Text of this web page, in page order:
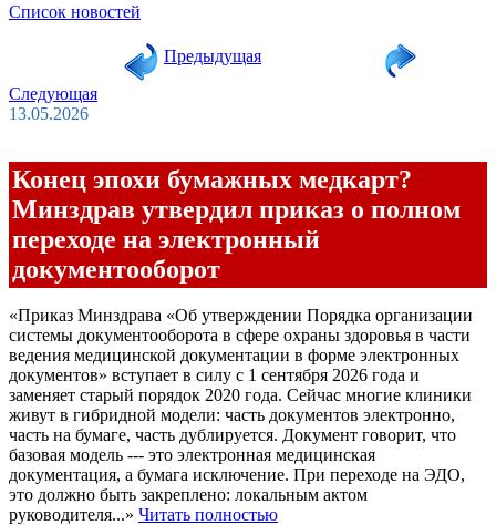
Список новостей
Предыдущая
Следующая
13.05.2026
Конец эпохи бумажных медкарт?
Минздрав утвердил приказ о полном
переходе на электронный
документооборот
«Приказ Минздрава «Об утверждении Порядка организации
системы документооборота в сфере охраны здоровья в части
ведения медицинской документации в форме электронных
документов» вступает в силу с 1 сентября 2026 года и
заменяет старый порядок 2020 года. Сейчас многие клиники
живут в гибридной модели: часть документов электронно,
часть на бумаге, часть дублируется. Документ говорит, что
базовая модель --- это электронная медицинская
документация, а бумага исключение. При переходе на ЭДО,
это должно быть закреплено: локальным актом
руководителя...» Читать полностью